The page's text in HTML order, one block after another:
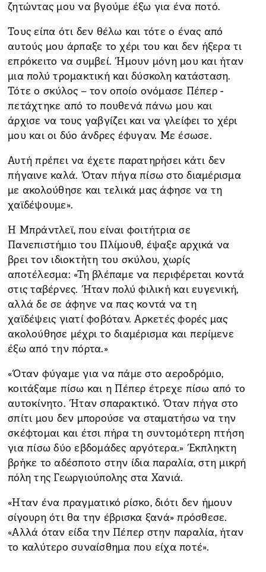
ζητώντας μου να βγούμε έξω για ένα ποτό.
Τους είπα ότι δεν θέλω και τότε ο ένας από
αυτούς μου άρπαξε το χέρι του και δεν ήξερα τι
επρόκειτο να συμβεί. Ήμουν μόνη μου και ήταν
μια πολύ τρομακτική και δύσκολη κατάσταση.
Τότε ο σκύλος – τον οποίο ονόμασε Πέπερ -
πετάχτηκε από το πουθενά πάνω μου και
άρχισε να τους γαβγίζει και να γλείφει το χέρι
μου και οι δύο άνδρες έφυγαν. Με έσωσε.
Αυτή πρέπει να έχετε παρατηρήσει κάτι δεν
πήγαινε καλά. Όταν πήγα πίσω στο διαμέρισμα
με ακολούθησε και τελικά μας άφησε να τη
χαϊδέψουμε».
Η Μπράντλεϊ, που είναι φοιτήτρια σε
Πανεπιστήμιο του Πλίμουθ, έψαξε αρχικά να
βρει τον ιδιοκτήτη του σκύλου, χωρίς
αποτέλεσμα: «Τη βλέπαμε να περιφέρεται κοντά
στις ταβέρνες. Ήταν πολύ φιλική και ευγενική,
αλλά δε σε άφηνε να πας κοντά να τη
χαϊδέψεις γιατί φοβόταν. Αρκετές φορές μας
ακολούθησε μέχρι το διαμέρισμα και περίμενε
έξω από την πόρτα.»
«Όταν φύγαμε για να πάμε στο αεροδρόμιο,
κοιτάξαμε πίσω και η Πέπερ έτρεχε πίσω από το
αυτοκίνητο. Ήταν σπαρακτικό. Όταν πήγα στο
σπίτι μου δεν μπορούσε να σταματήσω να την
σκέφτομαι και έτσι πήρα τη συντομότερη πτήση
για πίσω δύο εβδομάδες αργότερα.» Έκπληκτη
βρήκε το αδέσποτο στην ίδια παραλία, στη μικρή
πόλη της Γεωργιούπολης στα Χανιά.
«Ηταν ένα πραγματικό ρίσκο, διότι δεν ήμουν
σίγουρη ότι θα την έβρισκα ξανά» πρόσθεσε.
«Αλλά όταν είδα την Πέπερ στην παραλία, ήταν
το καλύτερο συναίσθημα που είχα ποτέ».